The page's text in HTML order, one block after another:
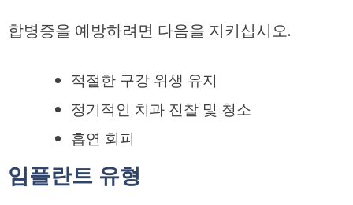
합병증을 예방하려면 다음을 지키십시오.
적절한 구강 위생 유지
정기적인 치과 진찰 및 청소
흡연 회피
임플란트 유형